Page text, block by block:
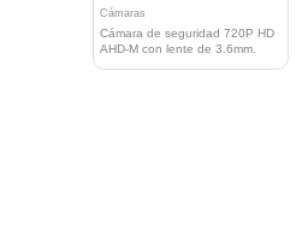
Cámaras
Cámara de seguridad 720P HD
AHD-M con lente de 3.6mm.